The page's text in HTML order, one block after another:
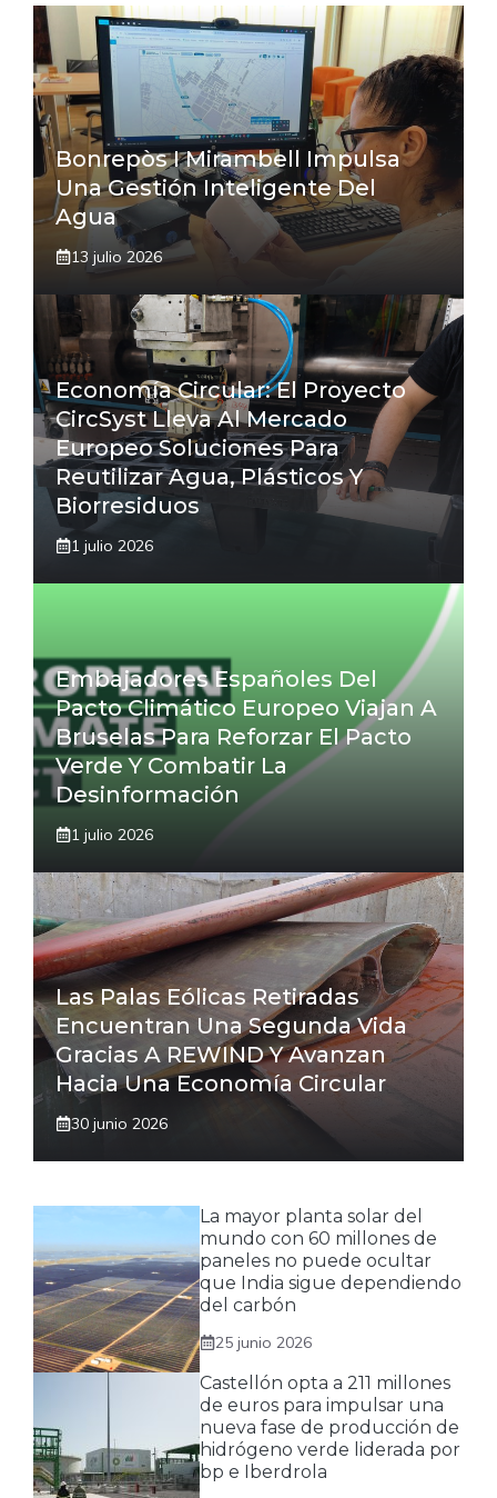
Bonrepòs I Mirambell Impulsa
Una Gestión Inteligente Del
Agua
13 julio 2026
Economía Circular: El Proyecto
CircSyst Lleva Al Mercado
Europeo Soluciones Para
Reutilizar Agua, Plásticos Y
Biorresiduos
1 julio 2026
Embajadores Españoles Del
Pacto Climático Europeo Viajan A
Bruselas Para Reforzar El Pacto
Verde Y Combatir La
Desinformación
1 julio 2026
Las Palas Eólicas Retiradas
Encuentran Una Segunda Vida
Gracias A REWIND Y Avanzan
Hacia Una Economía Circular
30 junio 2026
La mayor planta solar del
mundo con 60 millones de
paneles no puede ocultar
que India sigue dependiendo
del carbón
25 junio 2026
Castellón opta a 211 millones
de euros para impulsar una
nueva fase de producción de
hidrógeno verde liderada por
bp e Iberdrola